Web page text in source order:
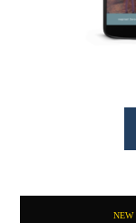
NEW